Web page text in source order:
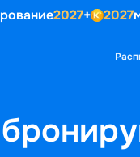
2027+ 2027